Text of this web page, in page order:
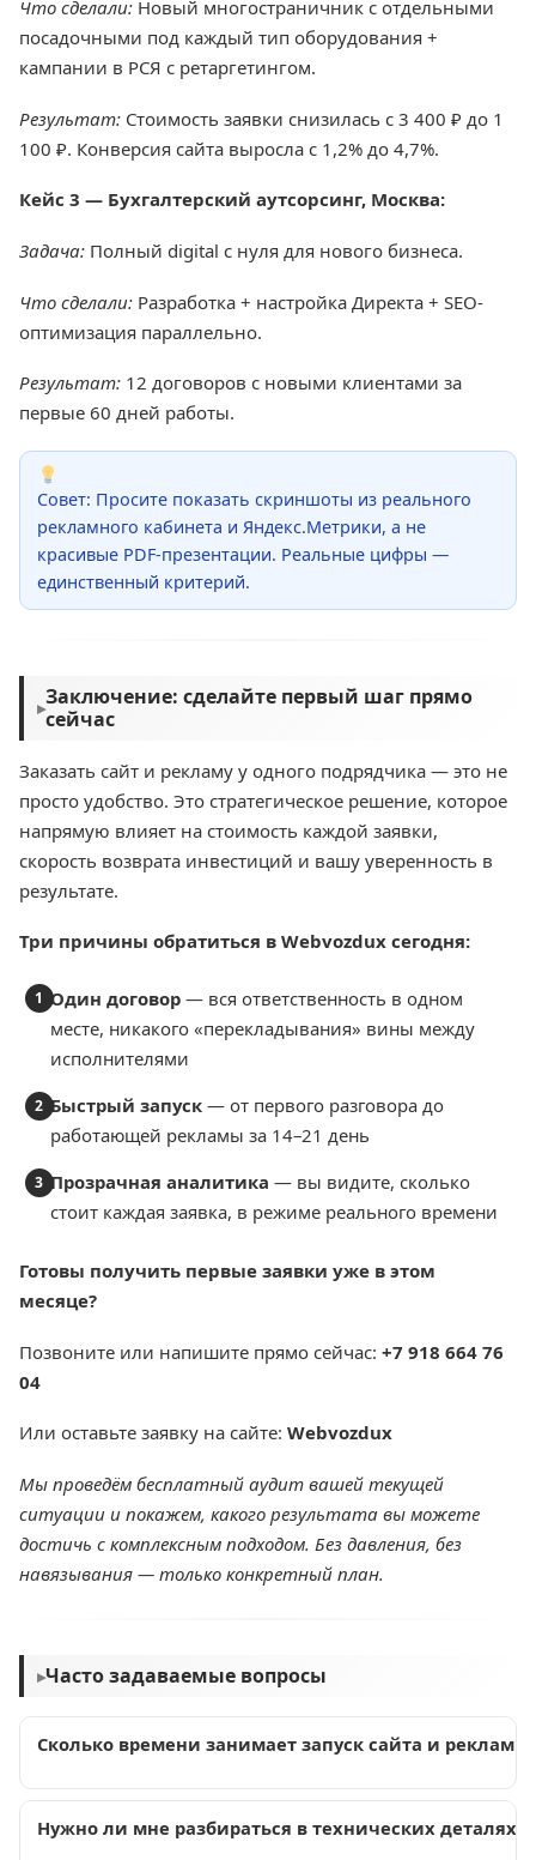
Что сделали: Новый многостраничник с отдельными
посадочными под каждый тип оборудования +
кампании в РСЯ с ретаргетингом.
Результат: Стоимость заявки снизилась с 3 400 ₽ до 1
100 ₽. Конверсия сайта выросла с 1,2% до 4,7%.
Кейс 3 — Бухгалтерский аутсорсинг, Москва:
Задача: Полный digital с нуля для нового бизнеса.
Что сделали: Разработка + настройка Директа + SEO-
оптимизация параллельно.
Результат: 12 договоров с новыми клиентами за
первые 60 дней работы.
Совет: Просите показать скриншоты из реального
рекламного кабинета и Яндекс.Метрики, а не
красивые PDF-презентации. Реальные цифры —
единственный критерий.
▸Заключение: сделайте первый шаг прямо
сейчас
Заказать сайт и рекламу у одного подрядчика — это не
просто удобство. Это стратегическое решение, которое
напрямую влияет на стоимость каждой заявки,
скорость возврата инвестиций и вашу уверенность в
результате.
Три причины обратиться в Webvozdux сегодня:
Один договор— вся ответственность в одном
месте, никакого «перекладывания» вины между
исполнителями
Быстрый запуск— от первого разговора до
работающей рекламы за 14–21 день
Прозрачная аналитика — вы видите, сколько
стоит каждая заявка, в режиме реального времени
Готовы получить первые заявки уже в этом
месяце?
Позвоните или напишите прямо сейчас: +7 918 664 76
04
Или оставьте заявку на сайте: Webvozdux
Мы проведём бесплатный аудит вашей текущей
ситуации и покажем, какого результата вы можете
достичь с комплексным подходом. Без давления, без
навязывания — только конкретный план.
▸Часто задаваемые вопросы
Сколько времени занимает запуск сайта и
При комплексном подходе у одного подрядчика весь
цикл занимает 14–21 день против 6–10 недель при
Нужно ли мне разбираться в технических деталях,